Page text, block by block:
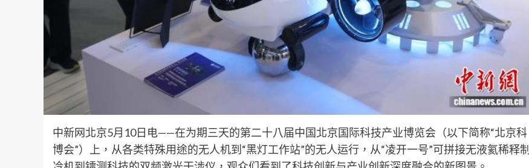
中新网北京5月10日电——在为期三天的第二十八届中国北京国际科技产业博览会（以下简称“北京科
博会”）上，从各类特殊用途的无人机到“黑灯工作站”的无人运行，从“凌开一号”可拼接无液氦稀释制